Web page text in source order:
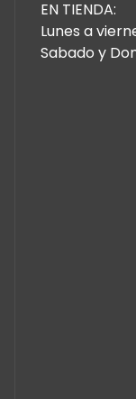
EN TIENDA:
Lunes a
Sabado y